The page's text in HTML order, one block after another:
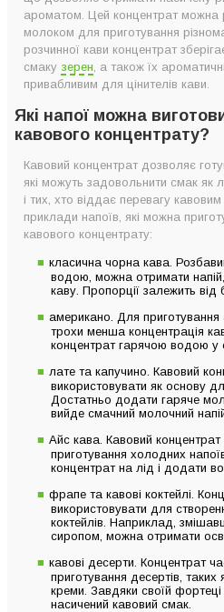
ароматом. Цей концентрат можна
молоком для приготування
розчинної кави концентрат
смаку зерен , а також їх
привабливим для цінителів кави.
Які напої можна
кавового концентрату?
Кавовий концентрат дозволяє
які можуть задовольнити смак як
і тих, хто віддає перевагу
приклади напоїв, які можна
кавового концентрату:
класична чорна кава.
водою, можна отримати
каву. Пропорції залежить від
американо. Для приготування
трохи менша концентрація
концентрат гарячою водою у
лате та капучино. Кавовий
використовувати як основу
Достатньо додати гаряче
вийде смачний молочний
Айс кава. Кавовий
приготування холодних
концентрат на лід і додати
фрапе та кавові коктейлі.
використовувати для
коктейлів. Наприклад,
сиропом, можна отримати
кавові десерти. Концентрат
приготування десертів,
креми. Завдяки своїй
насичений кавовий смак.